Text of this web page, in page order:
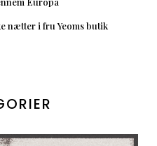
nætter i fru Yeoms butik